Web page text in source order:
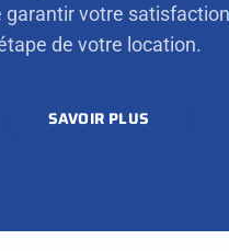
garantir votre
de votre location.
SAVOIR PLUS